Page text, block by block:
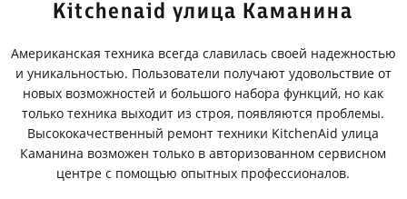
Kitchenaid улица Каманина
Американская техника всегда славилась своей надежностью
и уникальностью. Пользователи получают удовольствие от
новых возможностей и большого набора функций, но как
только техника выходит из строя, появляются проблемы.
Высококачественный ремонт техники KitchenAid улица
Каманина возможен только в авторизованном сервисном
центре с помощью опытных профессионалов.